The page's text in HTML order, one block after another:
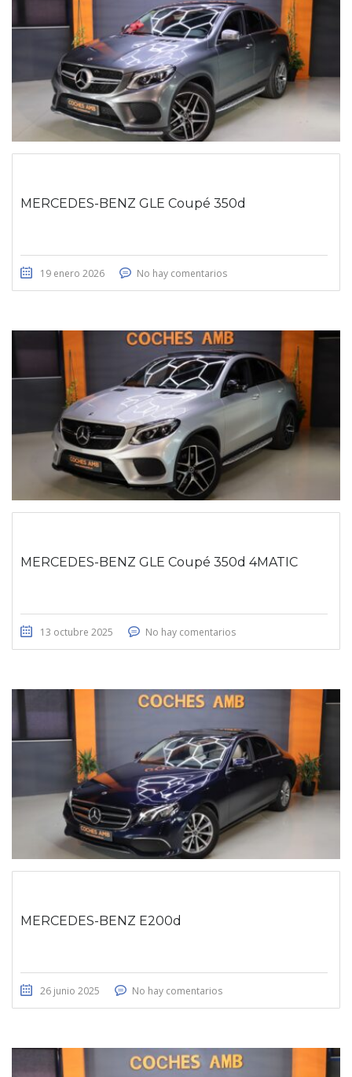
MERCEDES-BENZ GLE Coupé 350d
19 enero 2026 No hay comentarios
MERCEDES-BENZ GLE Coupé 350d 4MATIC
13 octubre 2025 No hay comentarios
MERCEDES-BENZ E200d
26 junio 2025 No hay comentarios